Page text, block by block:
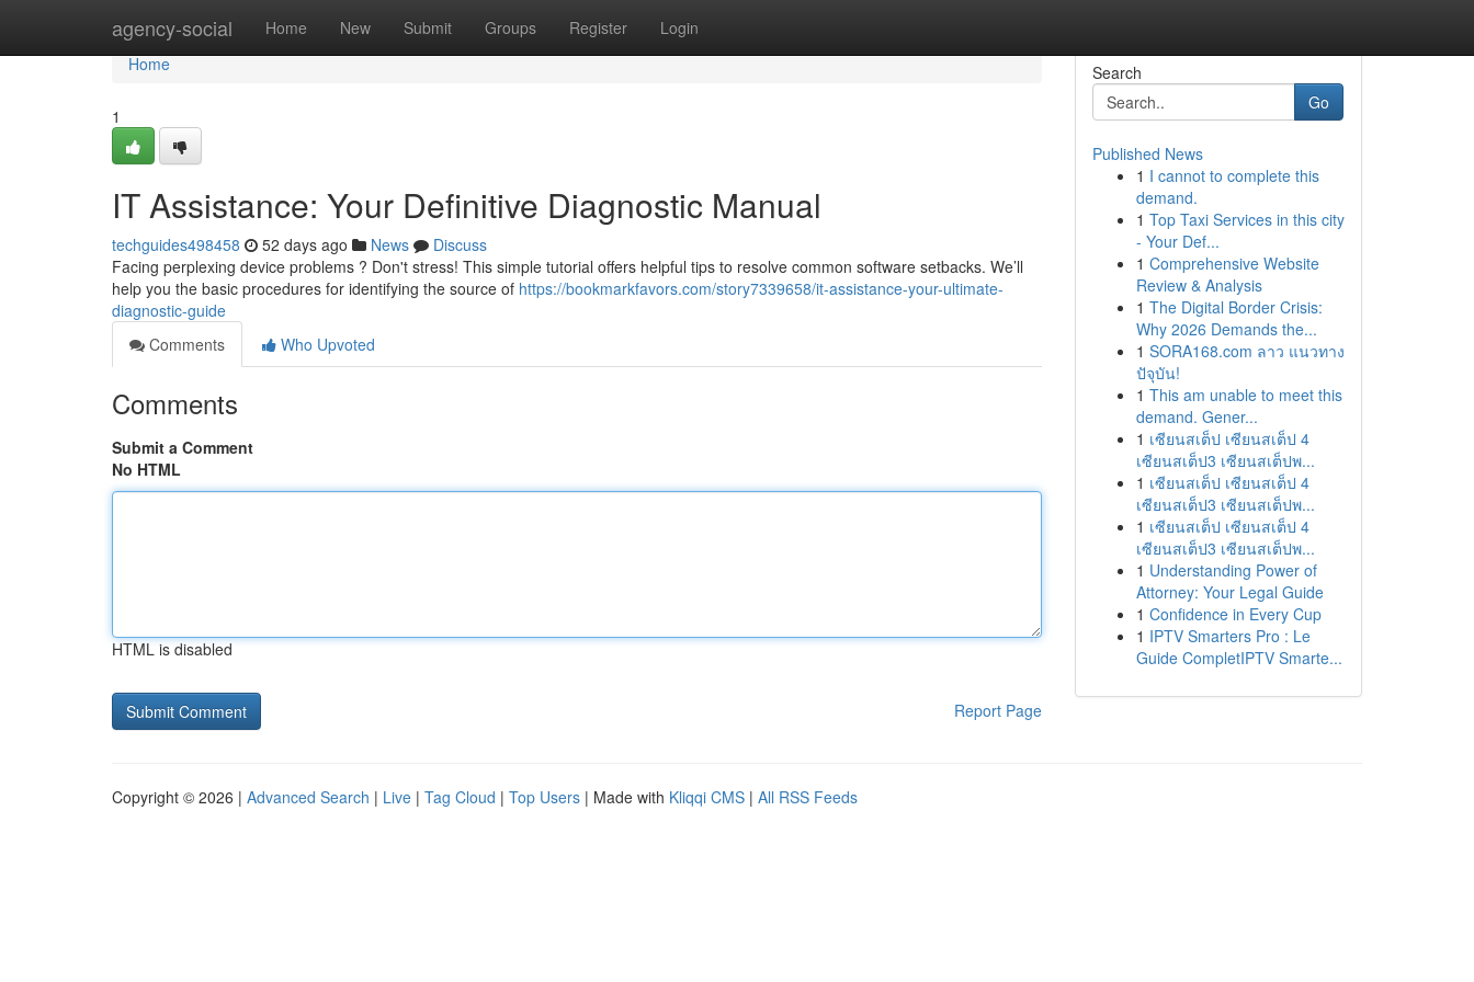
agency-social Home New Submit Groups Register Login
Home
Home
1
IT Assistance: Your Definitive Diagnostic Manual
techguides498458 52 days ago News
Discuss
Facing perplexing device problems ? Don't stress! This simple tutorial offers helpful tips to resolve common software setbacks. We’ll
help you the basic procedures for identifying the source of https://bookmarkfavors.com/story7339658/it-assistance-your-ultimate-
diagnostic-guide
Comments
Who Upvoted
Comments
Submit a Comment
No HTML
HTML is disabled
Report Page
Search
Go
Published News
1 I cannot to complete this
demand.
1 Top Taxi Services in this city
- Your Def...
1 Comprehensive Website
Review & Analysis
1 The Digital Border Crisis:
Why 2026 Demands the...
1 SORA168.com ลาว แนวทาง
ปัจุบัน!
1 This am unable to meet this
demand. Gener...
1 เซียนสเต็ป เซียนสเต็ป 4
เซียนสเต็ป3 เซียนสเต็ปพ...
1 เซียนสเต็ป เซียนสเต็ป 4
เซียนสเต็ป3 เซียนสเต็ปพ...
1 เซียนสเต็ป เซียนสเต็ป 4
เซียนสเต็ป3 เซียนสเต็ปพ...
1 Understanding Power of
Attorney: Your Legal Guide
1 Confidence in Every Cup
1 IPTV Smarters Pro : Le
Guide CompletIPTV Smarte...
Copyright © 2026 | Advanced Search | Live | Tag Cloud | Top Users | Made with Kliqqi CMS | All RSS Feeds